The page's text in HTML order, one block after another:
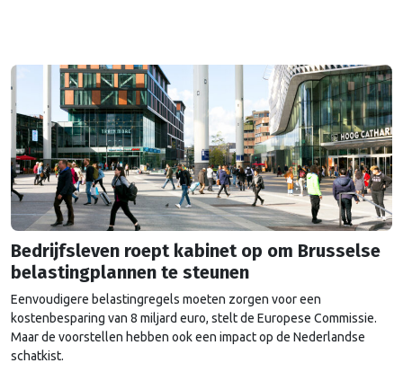
Bedrijfsleven roept kabinet op om Brusselse
belastingplannen te steunen
Eenvoudigere belastingregels moeten zorgen voor een
kostenbesparing van 8 miljard euro, stelt de Europese Commissie.
Maar de voorstellen hebben ook een impact op de Nederlandse
schatkist.